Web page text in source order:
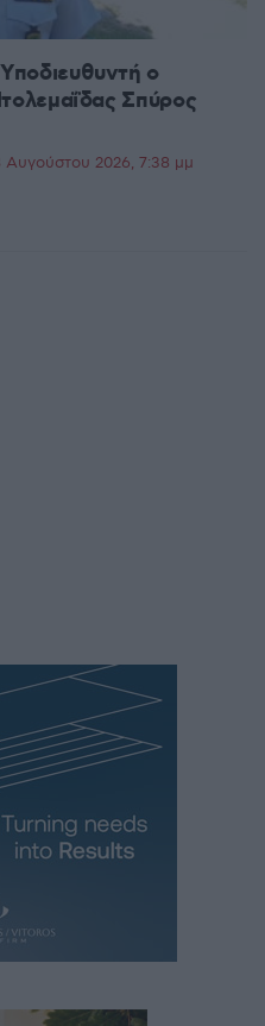
ο
Σπύρος
Αυγούστου 2026, 7:38 μμ